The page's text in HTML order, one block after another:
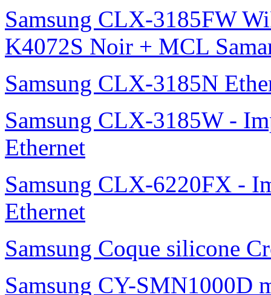
Samsung CLX-3185FW
K4072S Noir + MCL
Samsung CLX-3185N
Samsung CLX-3185W -
Ethernet
Samsung CLX-6220FX -
Ethernet
Samsung Coque silicone
Samsung CY-SMN1000D